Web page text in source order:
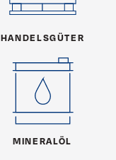
HANDELSGÜTER
MINERALÖL